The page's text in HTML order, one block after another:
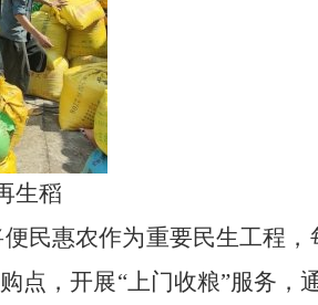
生稻
民惠农作为重要民生工程，
点，开展“上门收粮”服务，